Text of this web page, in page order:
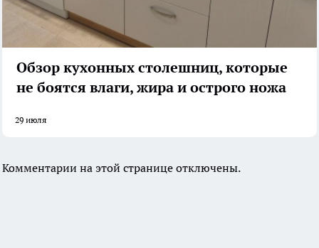
Обзор кухонных столешниц, которые
не боятся влаги, жира и острого ножа
29 июля
Комментарии на этой странице отключены.